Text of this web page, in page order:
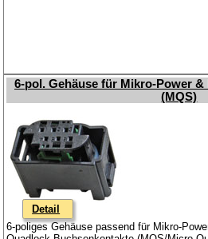
6-pol. Gehäuse für Mikro-Power
(MQS)
Detail
6-poliges Gehäuse passend für Mikro-